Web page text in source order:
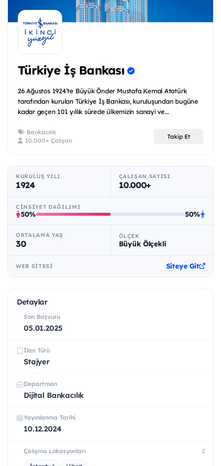
Türkiye İş Bankası
26 Ağustos 1924’te Büyük Önder Mustafa Kemal Atatürk
tarafından kurulan Türkiye İş Bankası, kuruluşundan bugüne
kadar geçen 101 yıllık sürede ülkemizin sanayi ve...
Bankacılık
10.000+ Çalışan
Takip Et
KURULUŞ YILI
1924
ÇALIŞAN SAYISI
10.000+
CINSIYET DAĞILIMI
50% 50%
ORTALAMA YAŞ
30
ÖLÇEK
Büyük Ölçekli
WEB SITESI Siteye Git
Detaylar
Son Başvuru
05.01.2025
İlan Türü
Stajyer
Departman
Dijital Bankacılık
Yayınlanma Tarihi
10.12.2024
Çalışma Lokasyonları 2